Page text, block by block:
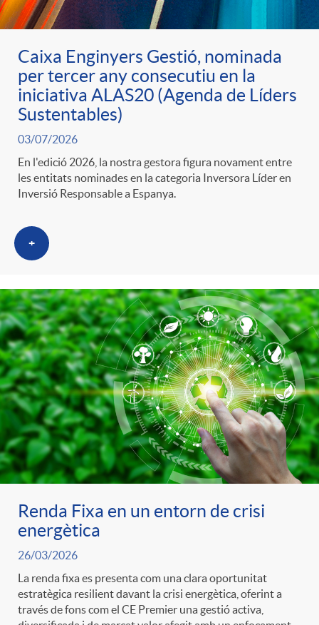
t
s
Caixa Enginyers Gestió, nominada
per tercer any consecutiu en la
iniciativa ALAS20 (Agenda de Líders
Sustentables)
03/07/2026
En l'edició 2026, la nostra gestora figura novament entre
les entitats nominades en la categoria Inversora Líder en
Inversió Responsable a Espanya.
+
Renda Fixa en un entorn de crisi
energètica
26/03/2026
La renda fixa es presenta com una clara oportunitat
estratègica resilient davant la crisi energètica, oferint a
través de fons com el CE Premier una gestió activa,